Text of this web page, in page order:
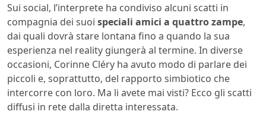
Sui social, l’interprete ha condiviso alcuni scatti in
compagnia dei suoi speciali amici a quattro zampe,
dai quali dovrà stare lontana fino a quando la sua
esperienza nel reality giungerà al termine. In diverse
occasioni, Corinne Cléry ha avuto modo di parlare dei
piccoli e, soprattutto, del rapporto simbiotico che
intercorre con loro. Ma li avete mai visti? Ecco gli scatti
diffusi in rete dalla diretta interessata.